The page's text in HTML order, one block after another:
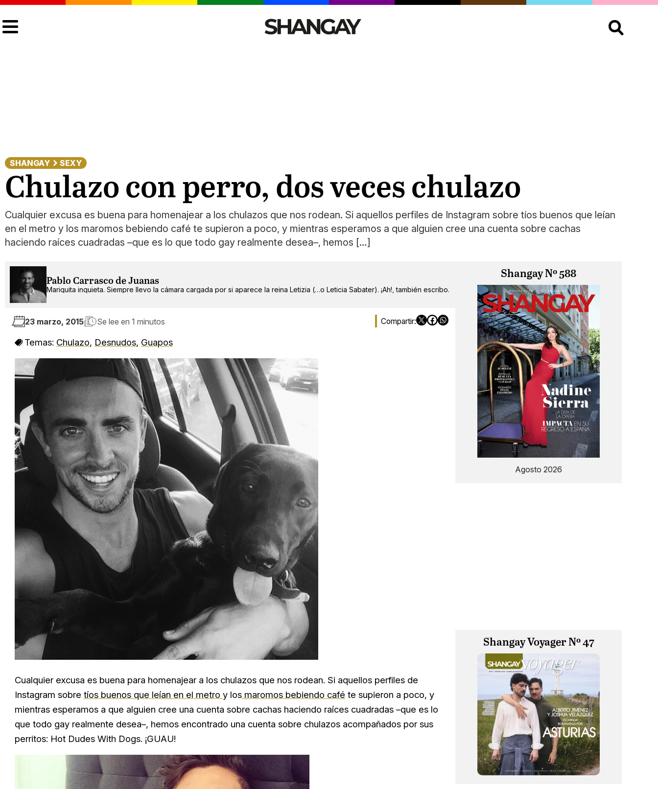
Buscar:
SHANGAY SEXY
Chulazo con perro, dos veces chulazo
Cualquier excusa es buena para homenajear a los chulazos que nos rodean. Si aquellos perfiles de Instagram sobre tíos buenos que leían
en el metro y los maromos bebiendo café te supieron a poco, y mientras esperamos a que alguien cree una cuenta sobre cachas
haciendo raíces cuadradas –que es lo que todo gay realmente desea–, hemos […]
Pablo Carrasco de Juanas
Mariquita inquieta. Siempre llevo la cámara cargada por si aparece la reina Letizia (…o Leticia Sabater). ¡Ah!, también escribo.
23 marzo, 2015 Se lee en 1 minutos
Temas: Chulazo, Desnudos, Guapos
Cualquier excusa es buena para homenajear a los chulazos que nos rodean. Si aquellos perfiles de
Instagram sobre tíos buenos que leían en el metro y los maromos bebiendo café te supieron a poco, y
mientras esperamos a que alguien cree una cuenta sobre cachas haciendo raíces cuadradas –que es lo
que todo gay realmente desea–, hemos encontrado una cuenta sobre chulazos acompañados por sus
perritos: Hot Dudes With Dogs. ¡GUAU!
Shangay Nº 588
Agosto 2026
Shangay Voyager Nº 47